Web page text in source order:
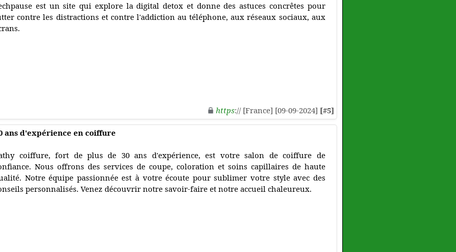
est un site qui explore la digital detox et donne des astuces concrêtes pour
contre les distractions et contre l'addiction au téléphone, aux réseaux sociaux, aux
https:// [France] [09-09-2024] [#5]
ans d'expérience en coiffure
coiffure, fort de plus de 30 ans d'expérience, est votre salon de coiffure de
Nous offrons des services de coupe, coloration et soins capillaires de haute
Notre équipe passionnée est à votre écoute pour sublimer votre style avec des
personnalisés. Venez découvrir notre savoir-faire et notre accueil chaleureux.